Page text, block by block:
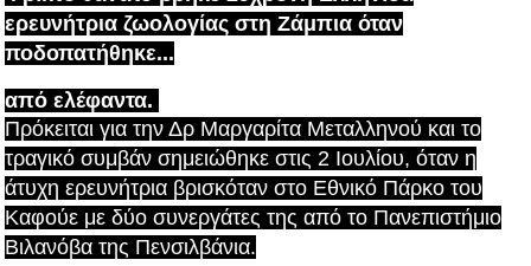
ερευνήτρια ζωολογίας στη Ζάμπια όταν
ποδοπατήθηκε...
από ελέφαντα.
Πρόκειται για την Δρ Μαργαρίτα Μεταλληνού και το
τραγικό συμβάν σημειώθηκε στις 2 Ιουλίου, όταν η
άτυχη ερευνήτρια βρισκόταν στο Εθνικό Πάρκο του
Καφούε με δύο συνεργάτες της από το Πανεπιστήμιο
Βιλανόβα της Πενσιλβάνια.